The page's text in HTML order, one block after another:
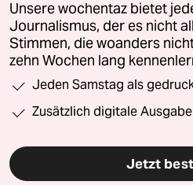
Unsere wochentaz bietet
Journalismus, der es nicht
Stimmen, die woanders
zehn Wochen lang
Jeden Samstag als
Zusätzlich digitale
Jetzt